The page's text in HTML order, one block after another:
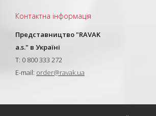
Контактна інформація
Представництво "RAVAK
a.s." в Україні
T: 0 800 333 272
E-mail: order@ravak.ua